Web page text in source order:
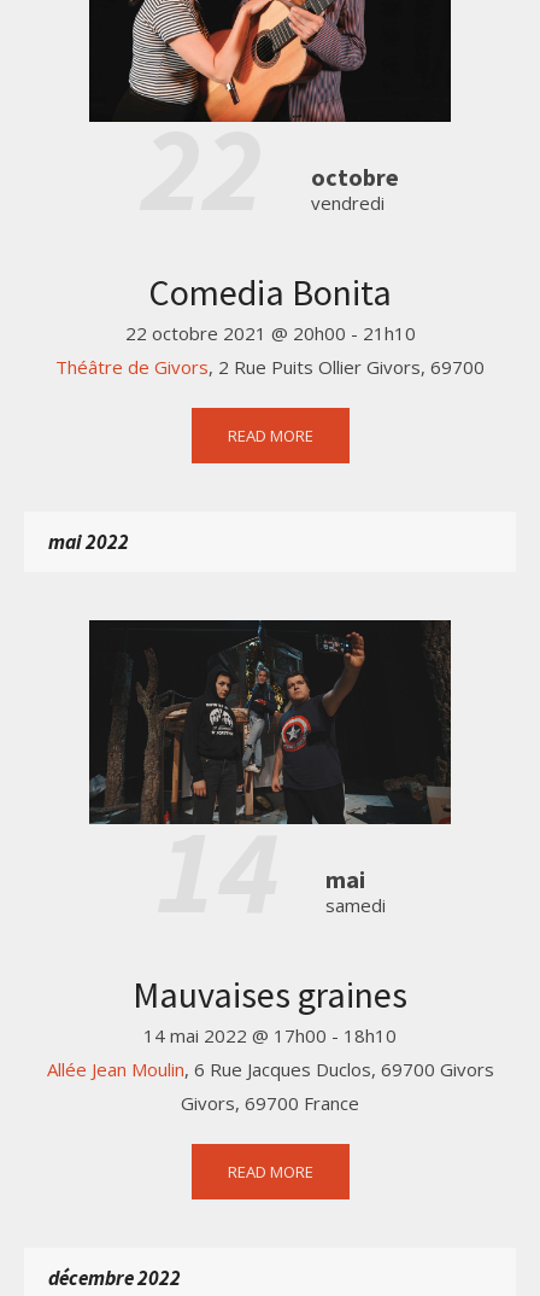
22 octobre
vendredi
Comedia Bonita
22 octobre 2021 @ 20h00 - 21h10
Théâtre de Givors, 2 Rue Puits Ollier Givors, 69700
READ MORE
mai 2022
14 mai
samedi
Mauvaises graines
14 mai 2022 @ 17h00 - 18h10
Allée Jean Moulin, 6 Rue Jacques Duclos, 69700 Givors
Givors, 69700 France
READ MORE
décembre 2022